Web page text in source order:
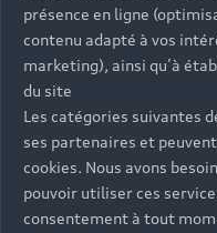
>
présence en ligne
contenu adapté à vos
marketing), ainsi qu’à
du site
Les catégories suivantes
ses partenaires et
cookies. Nous avons
pouvoir utiliser ces
consentement à tout